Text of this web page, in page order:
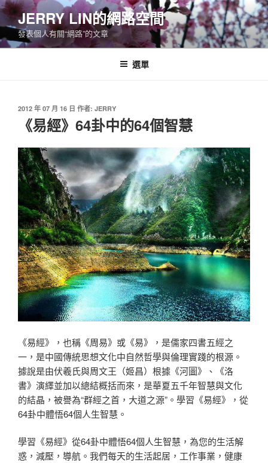
跳
至
主
要
JERRY LIN的網路空間
發表個人有關“網路”的文章
選單
發
2012 年 07 月 16 日 作者: JERRY
《易經》64卦中的64個智慧
《易經》，也稱《周易》或《易》，是儒家四書五經之
一，是中國傳統思想文化中自然哲學與倫理實踐的根源。
據說是由伏羲氏與周文王（姬昌）根據《河圖》、《洛
書》演繹並加以總結概括而來，是華夏五千年智慧與文化
的結晶，被譽為“群經之首，大道之源”。學習《易經》，從
64卦中體悟64個人生智慧。
學習《易經》從64卦中體悟64個人生智慧，為您的生活解
惑，減壓，導航。我們每天的生活起居，工作事業，健康